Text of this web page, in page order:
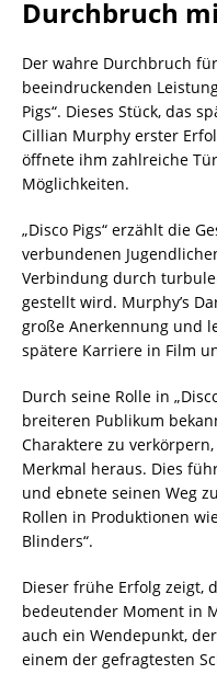
Durchbruch
Der wahre Durchbruch
beeindruckenden
Pigs“. Dieses Stück, das
Cillian Murphy erster
öffnete ihm zahlreiche
Möglichkeiten.
„Disco Pigs“ erzählt die
verbundenen
Verbindung durch
gestellt wird. Murphy’s
große Anerkennung und
spätere Karriere in Film
Durch seine Rolle in
breiteren Publikum
Charaktere zu
Merkmal heraus. Dies
und ebnete seinen Weg
Rollen in Produktionen
Blinders“.
Dieser frühe Erfolg zeigt,
bedeutender Moment in
auch ein Wendepunkt,
einem der gefragtesten